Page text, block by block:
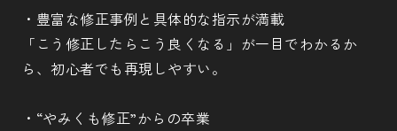
・豊富な修正事例と具体的な指示が満載
「こう修正したらこう良くなる」が一目でわかるか
ら、初心者でも再現しやすい。
・“やみくも修正”からの卒業